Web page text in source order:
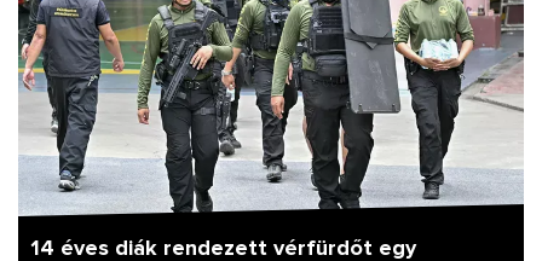
14 éves diák rendezett vérfürdőt egy